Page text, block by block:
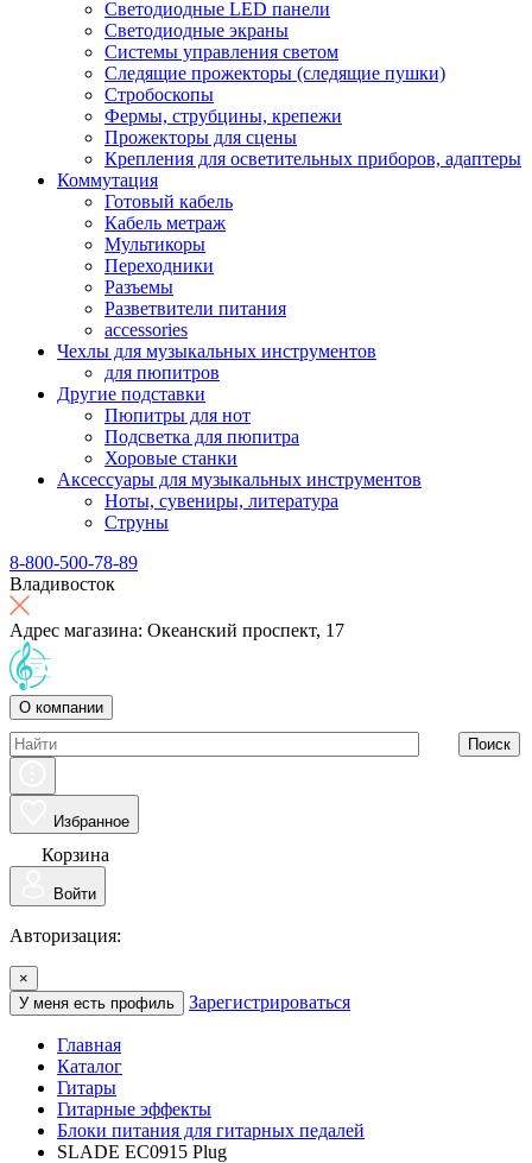
Светодиодные LED панели
Светодиодные экраны
Системы управления светом
Следящие прожекторы (следящие пушки)
Стробоскопы
Фермы, струбцины, крепежи
Прожекторы для сцены
Крепления для осветительных приборов, адаптеры
Коммутация
Готовый кабель
Кабель метраж
Мультикоры
Переходники
Разъемы
Разветвители питания
accessories
Чехлы для музыкальных инструментов
для пюпитров
Другие подставки
Пюпитры для нот
Подсветка для пюпитра
Хоровые станки
Аксессуары для музыкальных инструментов
Ноты, сувениры, литература
Струны
8-800-500-78-89
Владивосток
Адрес магазина: Океанский проспект, 17
О компании
Поиск
Избранное
Корзина
Войти
Авторизация:
×
У меня есть профиль
Зарегистрироваться
Главная
Каталог
Гитары
Гитарные эффекты
Блоки питания для гитарных педалей
SLADE EC0915 Plug